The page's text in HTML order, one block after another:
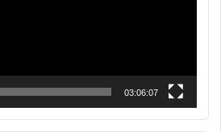
03:06:07